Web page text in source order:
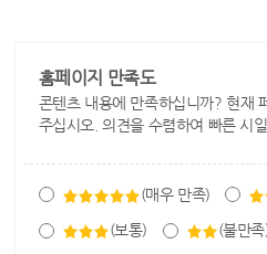
홈페이지 만족도
콘텐츠 내용에 만족하십니까? 현재
주십시오. 의견을 수렴하여 빠른 시
(매우 만족)
(보통) (불만